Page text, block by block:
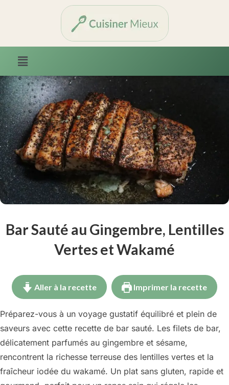
Bar Sauté au Gingembre, Lentilles
Vertes et Wakamé
Aller à la recette Imprimer la recette
Préparez-vous à un voyage gustatif équilibré et plein de
saveurs avec cette recette de bar sauté. Les filets de bar,
délicatement parfumés au gingembre et sésame,
rencontrent la richesse terreuse des lentilles vertes et la
fraîcheur iodée du wakamé. Un plat sans gluten, rapide et